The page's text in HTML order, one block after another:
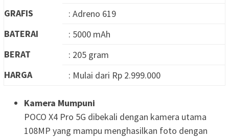
GRAFIS
: Adreno 619
BATERAI
: 5000 mAh
BERAT
: 205 gram
HARGA
: Mulai dari Rp 2.999.000
Kamera Mumpuni
POCO X4 Pro 5G dibekali dengan kamera utama
108MP yang mampu menghasilkan foto dengan